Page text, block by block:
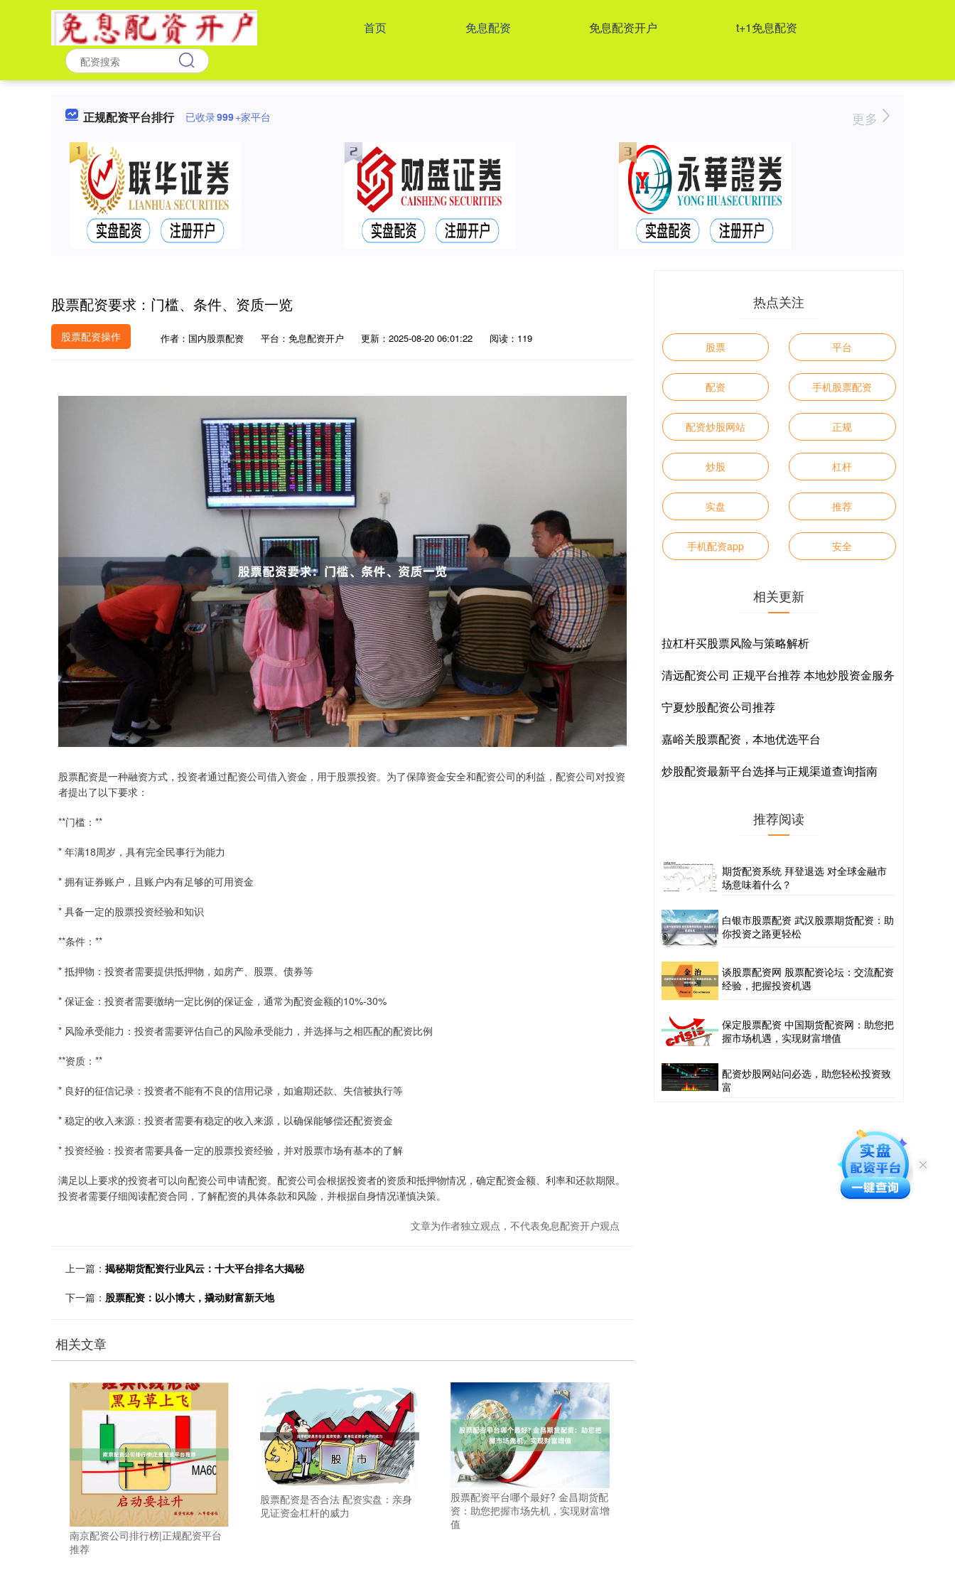
首页 免息配资 免息配资开户 t+1免息配资
正规配资平台排行 已收录999+家平台 更多
股票配资要求：门槛、条件、资质一览
股票配资操作 作者：国内股票配资 平台：免息配资开户 更新：2025-08-20 06:01:22 阅读：119
股票配资是一种融资方式，投资者通过配资公司借入资金，用于股票投资。为了保障资金安全和配资公司的利益，配资公司对投资
者提出了以下要求：
**门槛：**
* 年满18周岁，具有完全民事行为能力
* 拥有证券账户，且账户内有足够的可用资金
* 具备一定的股票投资经验和知识
**条件：**
* 抵押物：投资者需要提供抵押物，如房产、股票、债券等
* 保证金：投资者需要缴纳一定比例的保证金，通常为配资金额的10%-30%
* 风险承受能力：投资者需要评估自己的风险承受能力，并选择与之相匹配的配资比例
**资质：**
* 良好的征信记录：投资者不能有不良的信用记录，如逾期还款、失信被执行等
* 稳定的收入来源：投资者需要有稳定的收入来源，以确保能够偿还配资资金
* 投资经验：投资者需要具备一定的股票投资经验，并对股票市场有基本的了解
满足以上要求的投资者可以向配资公司申请配资。配资公司会根据投资者的资质和抵押物情况，确定配资金额、利率和还款期限。
投资者需要仔细阅读配资合同，了解配资的具体条款和风险，并根据自身情况谨慎决策。
文章为作者独立观点，不代表免息配资开户观点
上一篇： 揭秘期货配资行业风云：十大平台排名大揭秘
下一篇： 股票配资：以小博大，撬动财富新天地
相关文章
南京配资公司排行榜|正规配资平台
推荐
股票配资是否合法 配资实盘：亲身
见证资金杠杆的威力
股票配资平台哪个最好? 金昌期货配
资：助您把握市场先机，实现财富增
值
热点关注
股票 平台
配资 手机股票配资
配资炒股网站 正规
炒股 杠杆
实盘 推荐
手机配资app 安全
相关更新
拉杠杆买股票风险与策略解析
清远配资公司 正规平台推荐 本地炒股资金服务
宁夏炒股配资公司推荐
嘉峪关股票配资，本地优选平台
炒股配资最新平台选择与正规渠道查询指南
推荐阅读
期货配资系统 拜登退选 对全球金融市
场意味着什么？
白银市股票配资 武汉股票期货配资：助
你投资之路更轻松
谈股票配资网 股票配资论坛：交流配资
经验，把握投资机遇
保定股票配资 中国期货配资网：助您把
握市场机遇，实现财富增值
配资炒股网站问必选，助您轻松投资致
富